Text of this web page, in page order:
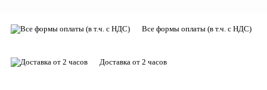
Все формы оплаты (в т.ч. с НДС)
Доставка от 2 часов